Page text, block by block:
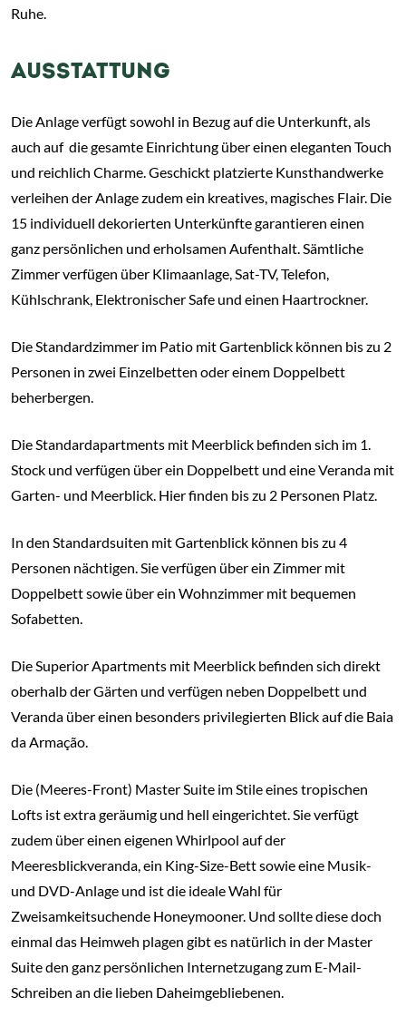
Ruhe.
AUSSTATTUNG
Die Anlage verfügt sowohl in Bezug auf die Unterkunft, als
auch auf die gesamte Einrichtung über einen eleganten Touch
und reichlich Charme. Geschickt platzierte Kunsthandwerke
verleihen der Anlage zudem ein kreatives, magisches Flair. Die
15 individuell dekorierten Unterkünfte garantieren einen
ganz persönlichen und erholsamen Aufenthalt. Sämtliche
Zimmer verfügen über Klimaanlage, Sat-TV, Telefon,
Kühlschrank, Elektronischer Safe und einen Haartrockner.
Die Standardzimmer im Patio mit Gartenblick können bis zu 2
Personen in zwei Einzelbetten oder einem Doppelbett
beherbergen.
Die Standardapartments mit Meerblick befinden sich im 1.
Stock und verfügen über ein Doppelbett und eine Veranda mit
Garten- und Meerblick. Hier finden bis zu 2 Personen Platz.
In den Standardsuiten mit Gartenblick können bis zu 4
Personen nächtigen. Sie verfügen über ein Zimmer mit
Doppelbett sowie über ein Wohnzimmer mit bequemen
Sofabetten.
Die Superior Apartments mit Meerblick befinden sich direkt
oberhalb der Gärten und verfügen neben Doppelbett und
Veranda über einen besonders privilegierten Blick auf die Baia
da Armação.
Die (Meeres-Front) Master Suite im Stile eines tropischen
Lofts ist extra geräumig und hell eingerichtet. Sie verfügt
zudem über einen eigenen Whirlpool auf der
Meeresblickveranda, ein King-Size-Bett sowie eine Musik-
und DVD-Anlage und ist die ideale Wahl für
Zweisamkeitsuchende Honeymooner. Und sollte diese doch
einmal das Heimweh plagen gibt es natürlich in der Master
Suite den ganz persönlichen Internetzugang zum E-Mail-
Schreiben an die lieben Daheimgebliebenen.